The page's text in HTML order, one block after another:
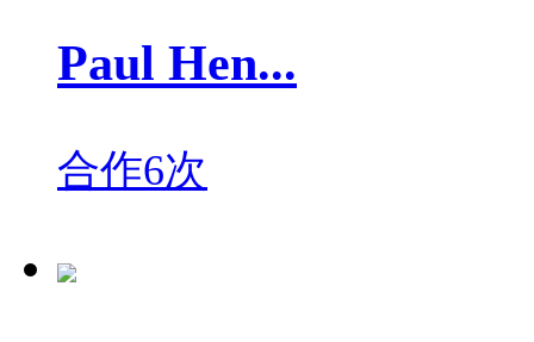
Paul Hen...
合作6次